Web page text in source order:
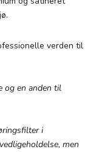
verden til
og en anden til
i
men